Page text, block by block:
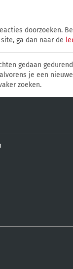
doorzoeken.
ga dan naar de
gedaan
je een
zoeken.